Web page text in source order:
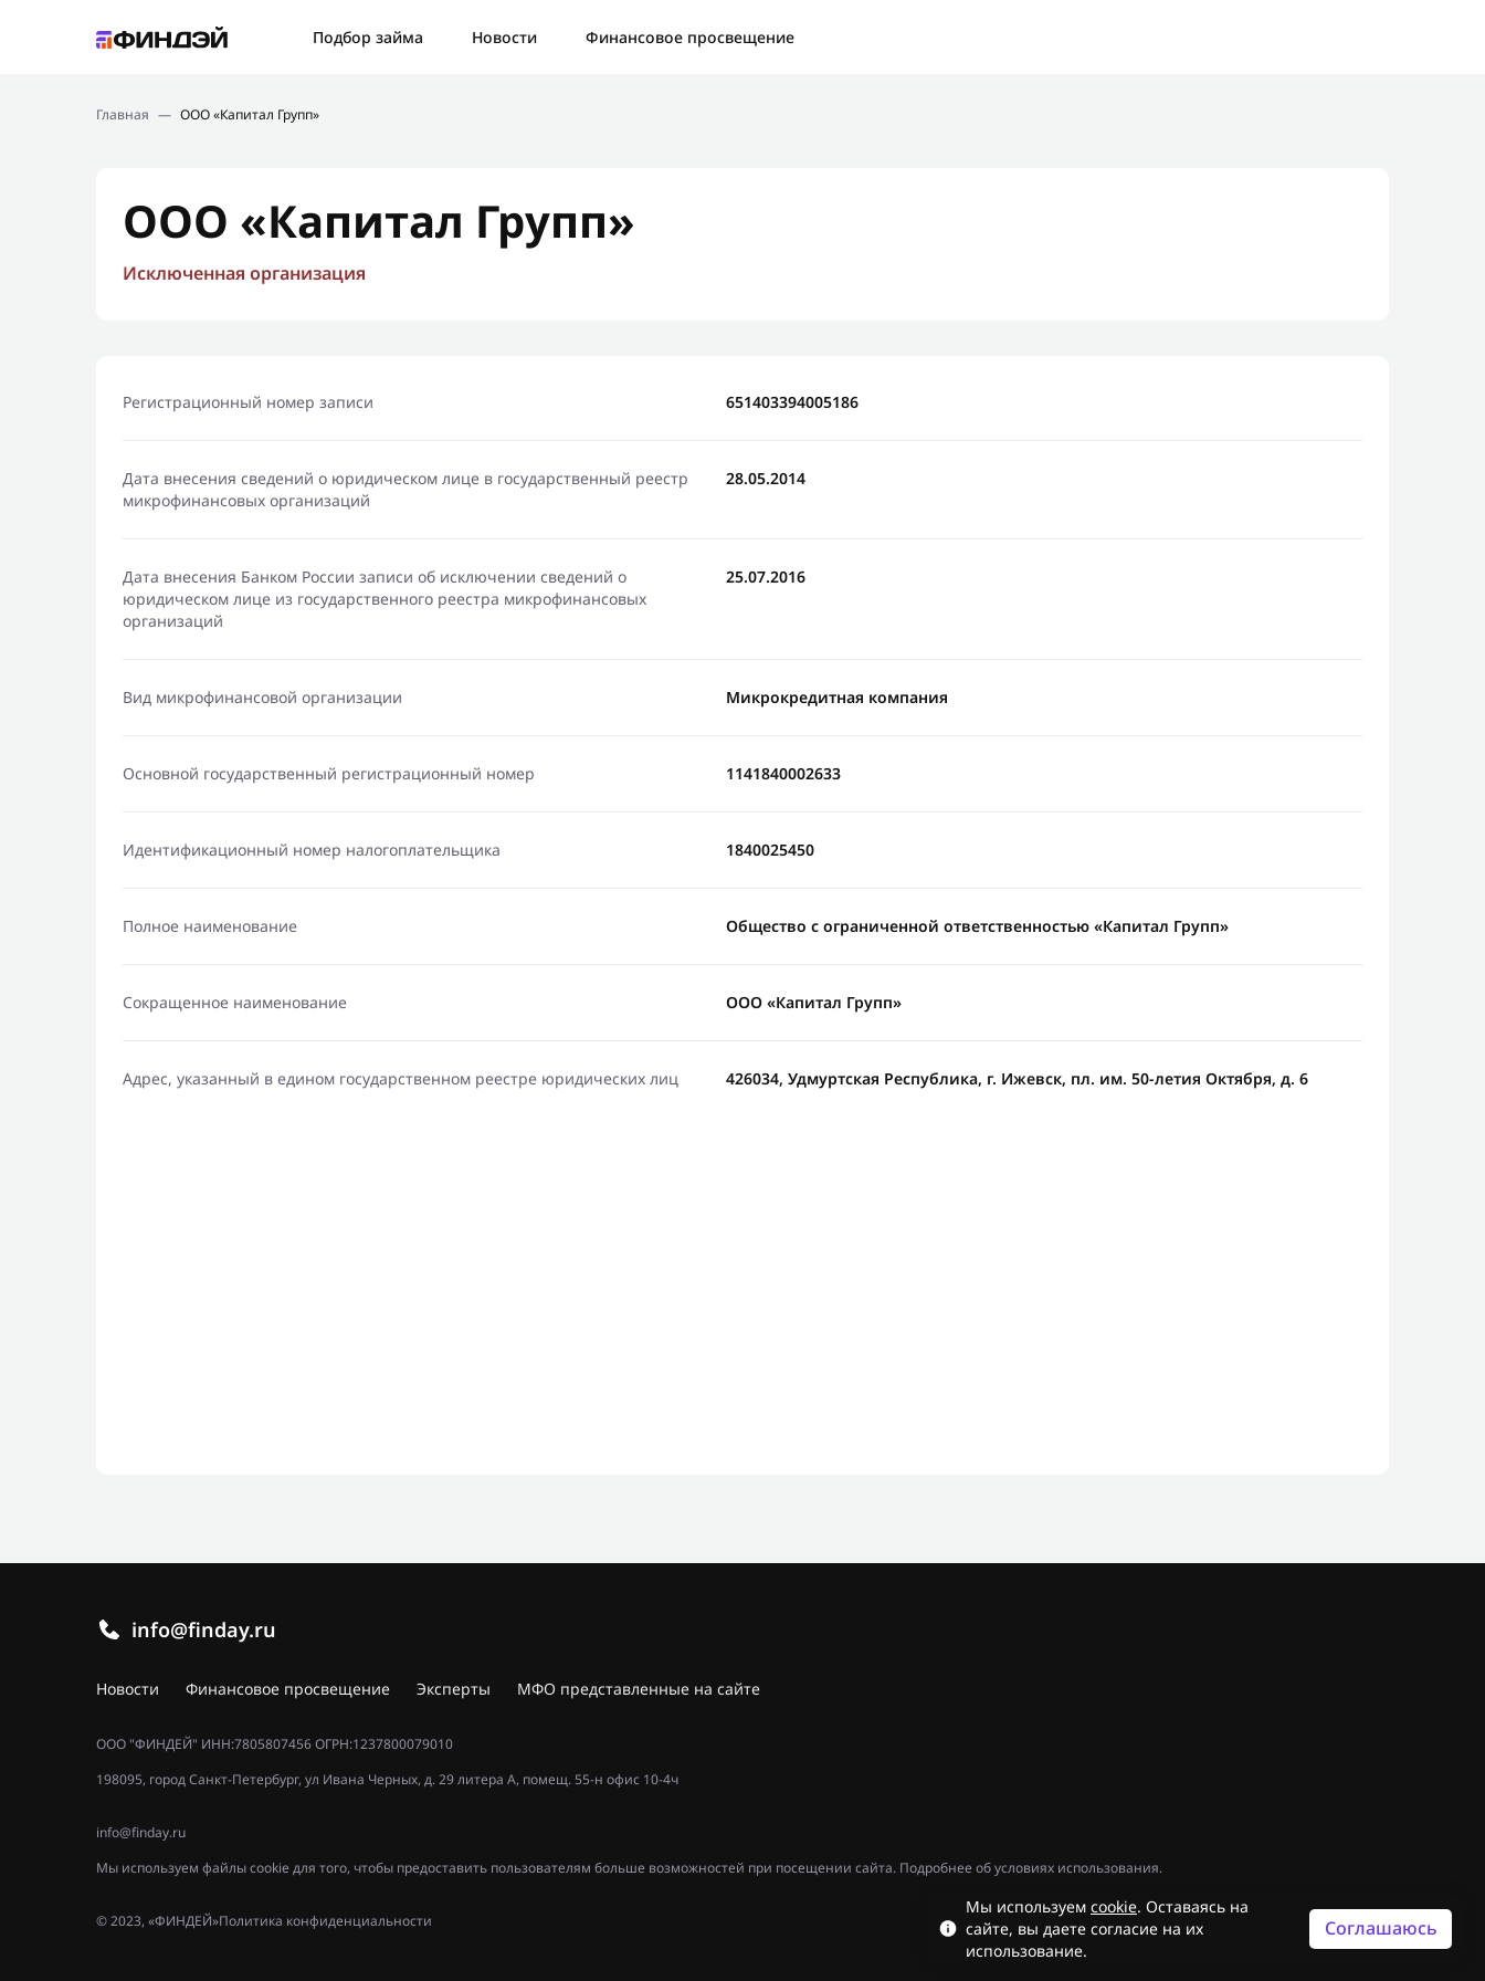
Подбор займа Новости
Финансовое просвещение
Новости
Главная — ООО «Капитал Групп»
ООО «Капитал Групп»
Исключенная организация
Регистрационный номер записи 651403394005186
Дата внесения сведений о юридическом лице в государственный реестр
микрофинансовых организаций
28.05.2014
Дата внесения Банком России записи об исключении сведений о
юридическом лице из государственного реестра микрофинансовых
организаций
25.07.2016
Вид микрофинансовой организации Микрокредитная компания
Основной государственный регистрационный номер 1141840002633
Идентификационный номер налогоплательщика 1840025450
Полное наименование Общество с ограниченной ответственностью «Капитал Групп»
Сокращенное наименование ООО «Капитал Групп»
Адрес, указанный в едином государственном реестре юридических лиц 426034, Удмуртская Республика, г. Ижевск, пл. им. 50-летия Октября, д. 6
info@finday.ru
Новости Финансовое просвещение Эксперты МФО представленные на сайте
ООО "ФИНДЕЙ" ИНН:7805807456 ОГРН:1237800079010
198095, город Санкт-Петербург, ул Ивана Черных, д. 29 литера А, помещ. 55-н офис 10-4ч
info@finday.ru
Мы используем файлы cookie для того, чтобы предоставить пользователям больше возможностей при посещении сайта. Подробнее об условиях использования.
Политика конфиденциальности
© 2023, «ФИНДЕЙ»
Мы используем cookie. Оставаясь на
сайте, вы даете согласие на их
использование.
Соглашаюсь
Ошибка: Контактная форма не найдена.